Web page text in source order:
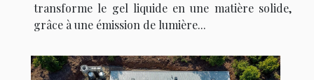
transforme le gel liquide en une matière solide,
grâce à une émission de lumière...